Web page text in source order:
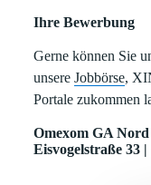
Ihre Bewerbung
Gerne können Sie
unsereJobbörse,
Portale zukommen
Omexom GA
Eisvogelstraße 33